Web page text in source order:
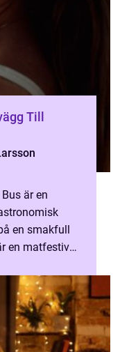
Till
är en
en smakfull
en matfestival